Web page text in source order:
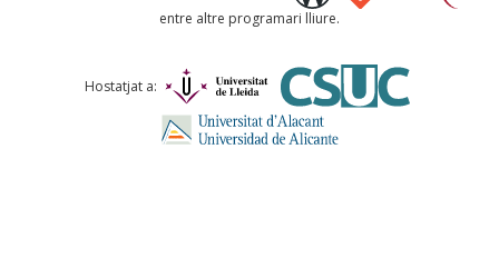
Comentari *
entre altre programari lliure.
Hostatjat a: